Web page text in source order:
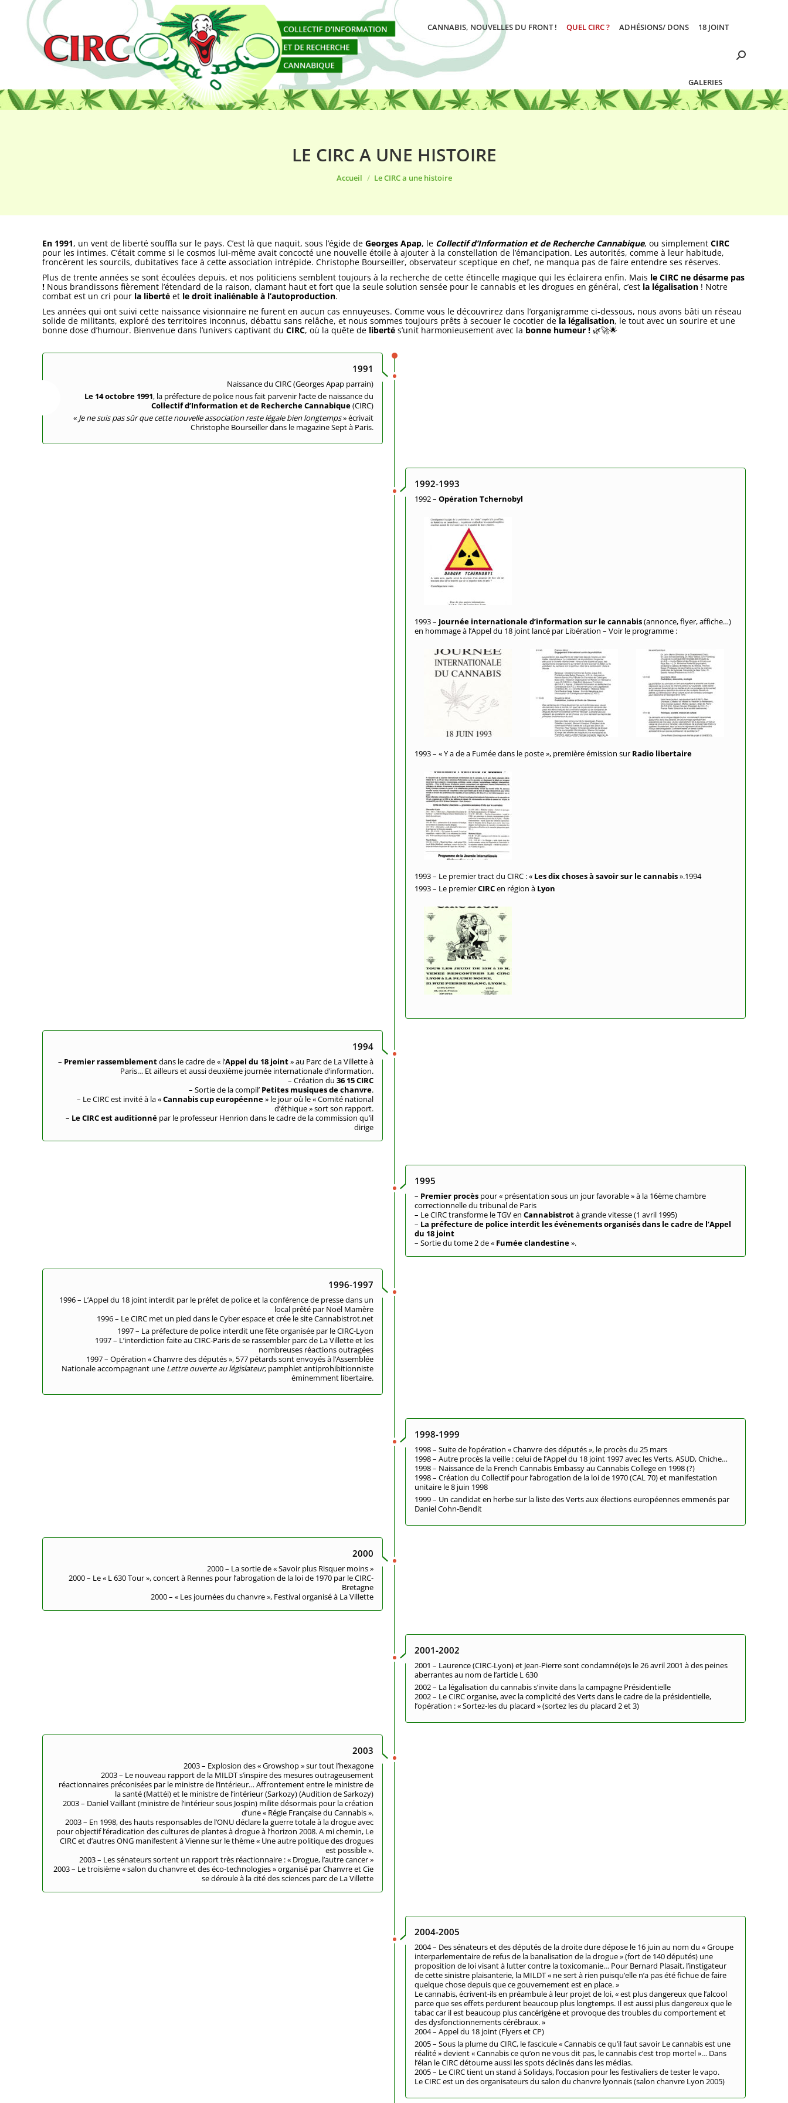
CANNABIS, NOUVELLES DU FRONT ! QUEL CIRC ? ADHÉSIONS/ DONS 18 JOINT
GALERIES
Search:
LE CIRC A UNE HISTOIRE
Accueil Le CIRC a une histoire
En 1991, un vent de liberté souffla sur le pays. C’est là que naquit, sous l’égide de Georges Apap, le Collectif d’Information et de Recherche Cannabique, ou simplement CIRC
pour les intimes. C’était comme si le cosmos lui-même avait concocté une nouvelle étoile à ajouter à la constellation de l’émancipation. Les autorités, comme à leur habitude,
froncèrent les sourcils, dubitatives face à cette association intrépide. Christophe Bourseiller, observateur sceptique en chef, ne manqua pas de faire entendre ses réserves.
Plus de trente années se sont écoulées depuis, et nos politiciens semblent toujours à la recherche de cette étincelle magique qui les éclairera enfin. Mais le CIRC ne désarme pas
! Nous brandissons fièrement l’étendard de la raison, clamant haut et fort que la seule solution sensée pour le cannabis et les drogues en général, c’est la légalisation ! Notre
combat est un cri pour la liberté et le droit inaliénable à l’autoproduction.
Les années qui ont suivi cette naissance visionnaire ne furent en aucun cas ennuyeuses. Comme vous le découvrirez dans l’organigramme ci-dessous, nous avons bâti un réseau
solide de militants, exploré des territoires inconnus, débattu sans relâche, et nous sommes toujours prêts à secouer le cocotier de la légalisation, le tout avec un sourire et une
bonne dose d’humour. Bienvenue dans l’univers captivant du CIRC, où la quête de liberté s’unit harmonieusement avec la bonne humeur ! 🌿🚀🌟
1991
Naissance du CIRC (Georges Apap parrain)
Le 14 octobre 1991, la préfecture de police nous fait parvenir l’acte de naissance du
Collectif d’Information et de Recherche Cannabique(CIRC)
« Je ne suis pas sûr que cette nouvelle association reste légale bien longtemps» écrivait
Christophe Bourseiller dans le magazine Sept à Paris.
1992-1993
1992 – Opération Tchernobyl
1993 – Journée internationale d’information sur le cannabis(annonce, flyer, affiche…)
en hommage à l’Appel du 18 joint lancé par Libération – Voir le programme :
1993 – « Y a de a Fumée dans le poste », première émission sur Radio libertaire
1993 – Le premier tract du CIRC : « Les dix choses à savoir sur le cannabis».1994
1993 – Le premierCIRCen région à Lyon
1994
– Premier rassemblementdans le cadre de « l’Appel du 18 joint» au Parc de La Villette à
Paris… Et ailleurs et aussi deuxième journée internationale d’information.
– Création du 36 15 CIRC
– Sortie de la compil’ Petites musiques de chanvre.
– Le CIRC est invité à la «Cannabis cup européenne» le jour où le « Comité national
d’éthique » sort son rapport.
– Le CIRC est auditionné par le professeur Henrion dans le cadre de la commission qu’il
dirige
1995
– Premier procès pour « présentation sous un jour favorable » à la 16ème chambre
correctionnelle du tribunal de Paris
– Le CIRC transforme le TGV en Cannabistrotà grande vitesse (1 avril 1995)
– La préfecture de police interdit les événements organisés dans le cadre de l’Appel
du 18 joint
– Sortie du tome 2 de « Fumée clandestine».
1996-1997
1996 – L’Appel du 18 joint interdit par le préfet de police et la conférence de presse dans un
local prêté par Noël Mamère
1996 – Le CIRC met un pied dans le Cyber espace et crée le site Cannabistrot.net
1997 – La préfecture de police interdit une fête organisée par le CIRC-Lyon
1997 – L’interdiction faite au CIRC-Paris de se rassembler parc de La Villette et les
nombreuses réactions outragées
1997 – Opération « Chanvre des députés », 577 pétards sont envoyés à l’Assemblée
Nationale accompagnant une Lettre ouverte au législateur, pamphlet antiprohibitionniste
éminemment libertaire.
1998-1999
1998 – Suite de l’opération « Chanvre des députés », le procès du 25 mars
1998 – Autre procès la veille : celui de l’Appel du 18 joint 1997 avec les Verts, ASUD, Chiche…
1998 – Naissance de la French Cannabis Embassy au Cannabis College en 1998 (?)
1998 – Création du Collectif pour l’abrogation de la loi de 1970 (CAL 70) et manifestation
unitaire le 8 juin 1998
1999 – Un candidat en herbe sur la liste des Verts aux élections européennes emmenés par
Daniel Cohn-Bendit
2000
2000 – La sortie de « Savoir plus Risquer moins »
2000 – Le « L 630 Tour », concert à Rennes pour l’abrogation de la loi de 1970 par le CIRC-
Bretagne
2000 – « Les journées du chanvre », Festival organisé à La Villette
2001-2002
2001 – Laurence (CIRC-Lyon) et Jean-Pierre sont condamné(e)s le 26 avril 2001 à des peines
aberrantes au nom de l’article L 630
2002 – La légalisation du cannabis s’invite dans la campagne Présidentielle
2002 – Le CIRC organise, avec la complicité des Verts dans le cadre de la présidentielle,
l’opération : « Sortez-les du placard » (sortez les du placard 2 et 3)
2003
2003 – Explosion des « Growshop » sur tout l’hexagone
2003 – Le nouveau rapport de la MILDT s’inspire des mesures outrageusement
réactionnaires préconisées par le ministre de l’intérieur… Affrontement entre le ministre de
la santé (Mattéi) et le ministre de l’intérieur (Sarkozy) (Audition de Sarkozy)
2003 – Daniel Vaillant (ministre de l’intérieur sous Jospin) milite désormais pour la création
d’une « Régie Française du Cannabis ».
2003 – En 1998, des hauts responsables de l’ONU déclare la guerre totale à la drogue avec
pour objectif l’éradication des cultures de plantes à drogue à l’horizon 2008. A mi chemin, Le
CIRC et d’autres ONG manifestent à Vienne sur le thème « Une autre politique des drogues
est possible ».
2003 – Les sénateurs sortent un rapport très réactionnaire : « Drogue, l’autre cancer »
2003 – Le troisième « salon du chanvre et des éco-technologies » organisé par Chanvre et Cie
se déroule à la cité des sciences parc de La Villette
2004-2005
2004 – Des sénateurs et des députés de la droite dure dépose le 16 juin au nom du « Groupe
interparlementaire de refus de la banalisation de la drogue » (fort de 140 députés) une
proposition de loi visant à lutter contre la toxicomanie… Pour Bernard Plasait, l’instigateur
de cette sinistre plaisanterie, la MILDT « ne sert à rien puisqu’elle n’a pas été fichue de faire
quelque chose depuis que ce gouvernement est en place. »
Le cannabis, écrivent-ils en préambule à leur projet de loi, « est plus dangereux que l’alcool
parce que ses effets perdurent beaucoup plus longtemps. Il est aussi plus dangereux que le
tabac car il est beaucoup plus cancérigène et provoque des troubles du comportement et
des dysfonctionnements cérébraux. »
2004 – Appel du 18 joint (Flyers et CP)
2005 – Sous la plume du CIRC, le fascicule « Cannabis ce qu’il faut savoir Le cannabis est une
réalité » devient « Cannabis ce qu’on ne vous dit pas, le cannabis c’est trop mortel »… Dans
l’élan le CIRC détourne aussi les spots déclinés dans les médias.
2005 – Le CIRC tient un stand à Solidays, l’occasion pour les festivaliers de tester le vapo.
Le CIRC est un des organisateurs du salon du chanvre lyonnais (salon chanvre Lyon 2005)